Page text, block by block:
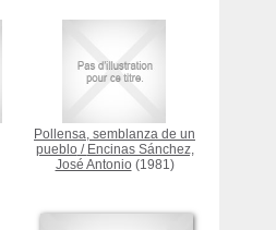
Pollensa, semblanza de un
pueblo/ Encinas Sánchez,
José Antonio(1981)